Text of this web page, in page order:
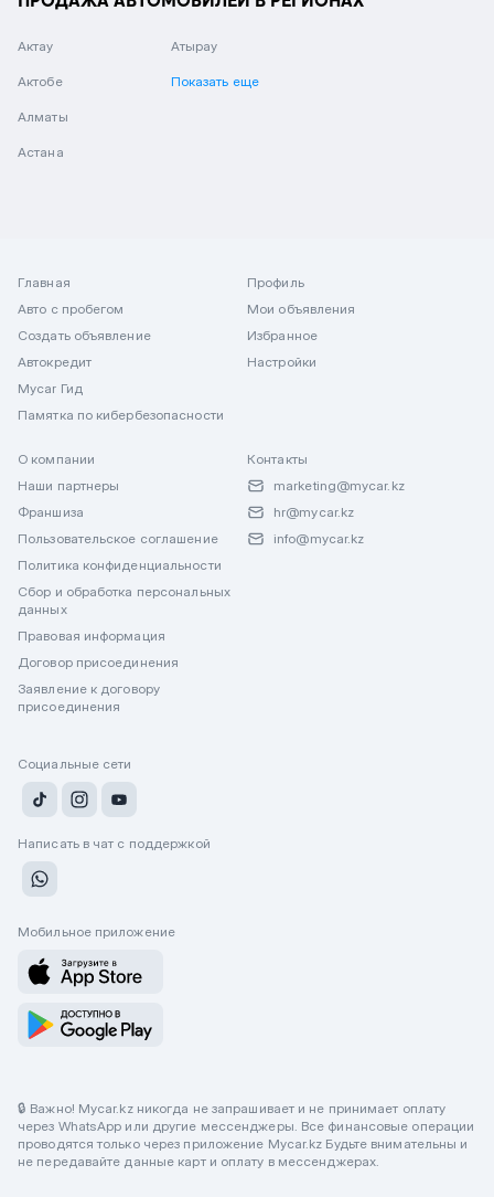
Актау
Актобе
Алматы
Астана
Атырау
Показать еще
Главная
Авто с пробегом
Создать объявление
Автокредит
Mycar Гид
Памятка по кибербезопасности
Профиль
Мои объявления
Избранное
Настройки
О компании
Наши партнеры
Франшиза
Пользовательское соглашение
Политика конфиденциальности
Сбор и обработка персональных
данных
Правовая информация
Договор присоединения
Заявление к договору
присоединения
Контакты
marketing@mycar.kz
hr@mycar.kz
info@mycar.kz
Социальные сети
Написать в чат с поддержкой
Мобильное приложение
🔒 Важно! Mycar.kz никогда не запрашивает и не принимает оплату
через WhatsApp или другие мессенджеры. Все финансовые операции
проводятся только через приложение Mycar.kz Будьте внимательны и
не передавайте данные карт и оплату в мессенджерах.